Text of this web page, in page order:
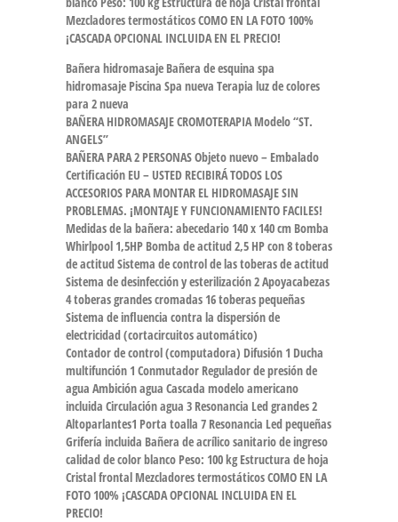
Mezcladores termostáticos COMO EN LA FOTO 100%
¡CASCADA OPCIONAL INCLUIDA EN EL PRECIO!
Bañera hidromasaje Bañera de esquina spa
hidromasaje Piscina Spa nueva Terapia luz de colores
para 2 nueva
BAÑERA HIDROMASAJE CROMOTERAPIA Modelo “ST.
ANGELS”
BAÑERA PARA 2 PERSONAS Objeto nuevo – Embalado
Certificación EU – USTED RECIBIRÁ TODOS LOS
ACCESORIOS PARA MONTAR EL HIDROMASAJE SIN
PROBLEMAS. ¡MONTAJE Y FUNCIONAMIENTO FACILES!
Medidas de la bañera: abecedario 140 x 140 cm Bomba
Whirlpool 1,5HP Bomba de actitud 2,5 HP con 8 toberas
de actitud Sistema de control de las toberas de actitud
Sistema de desinfección y esterilización 2 Apoyacabezas
4 toberas grandes cromadas 16 toberas pequeñas
Sistema de influencia contra la dispersión de
electricidad (cortacircuitos automático)
Contador de control (computadora) Difusión 1 Ducha
multifunción 1 Conmutador Regulador de presión de
agua Ambición agua Cascada modelo americano
incluida Circulación agua 3 Resonancia Led grandes 2
Altoparlantes1 Porta toalla 7 Resonancia Led pequeñas
Grifería incluida Bañera de acrílico sanitario de ingreso
calidad de color blanco Peso: 100 kg Estructura de hoja
Cristal frontal Mezcladores termostáticos COMO EN LA
FOTO 100% ¡CASCADA OPCIONAL INCLUIDA EN EL
PRECIO!